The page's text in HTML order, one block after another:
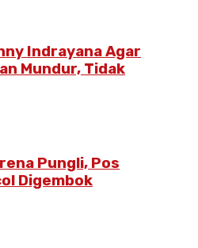
Indrayana Agar
Mundur, Tidak
Pungli, Pos
Digembok